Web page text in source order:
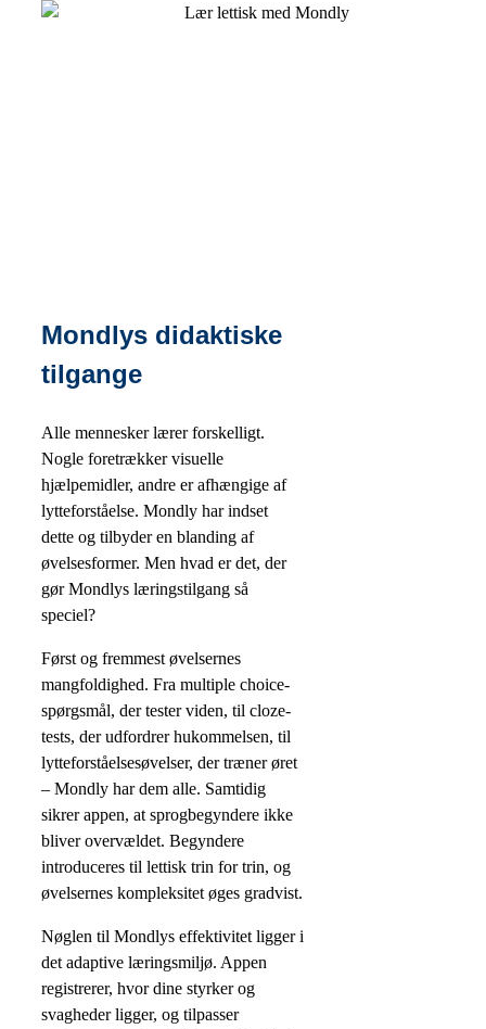
Mondlys didaktiske
tilgange
Alle mennesker lærer forskelligt.
Nogle foretrækker visuelle
hjælpemidler, andre er afhængige af
lytteforståelse. Mondly har indset
dette og tilbyder en blanding af
øvelsesformer. Men hvad er det, der
gør Mondlys læringstilgang så
speciel?
Først og fremmest øvelsernes
mangfoldighed. Fra multiple choice-
spørgsmål, der tester viden, til cloze-
tests, der udfordrer hukommelsen, til
lytteforståelsesøvelser, der træner øret
– Mondly har dem alle. Samtidig
sikrer appen, at sprogbegyndere ikke
bliver overvældet. Begyndere
introduceres til lettisk trin for trin, og
øvelsernes kompleksitet øges gradvist.
Nøglen til Mondlys effektivitet ligger i
det adaptive læringsmiljø. Appen
registrerer, hvor dine styrker og
svagheder ligger, og tilpasser